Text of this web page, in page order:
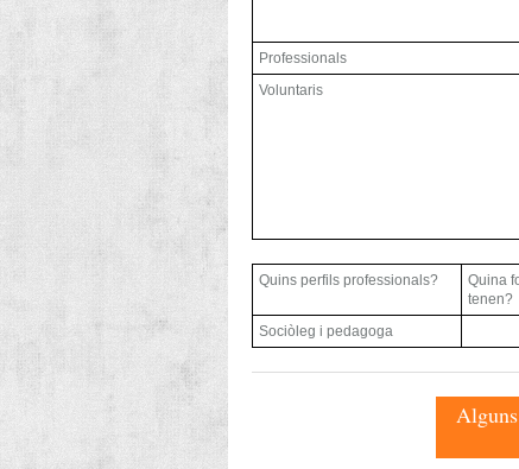
Professionals
Voluntaris
Quins perfils professionals?
Quina
tenen?
Sociòleg i pedagoga